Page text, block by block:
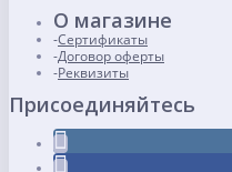
О магазине
Сертификаты
Договор оферты
Реквизиты
Присоединяйтесь